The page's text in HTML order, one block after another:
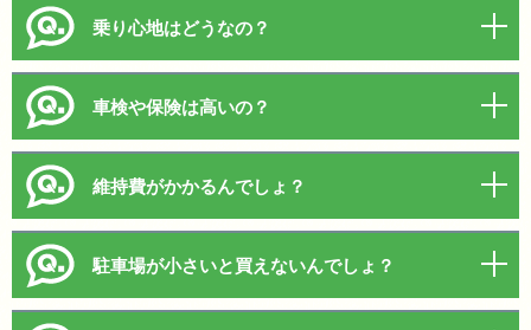
乗り心地はどうなの？
車検や保険は高いの？
維持費がかかるんでしょ？
駐車場が小さいと買えないんでしょ？